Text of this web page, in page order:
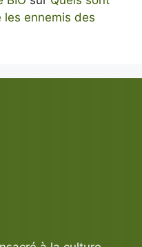
ennemis des